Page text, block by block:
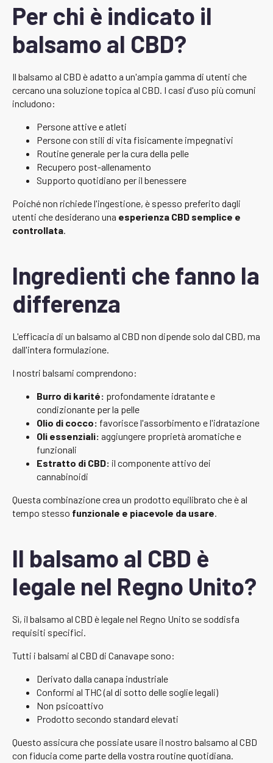
Per chi è indicato il
balsamo al CBD?
Il balsamo al CBD è adatto a un'ampia gamma di utenti che
cercano una soluzione topica al CBD. I casi d'uso più comuni
includono:
Persone attive e atleti
Persone con stili di vita fisicamente impegnativi
Routine generale per la cura della pelle
Recupero post-allenamento
Supporto quotidiano per il benessere
Poiché non richiede l'ingestione, è spesso preferito dagli
utenti che desiderano una esperienza CBD semplice e
controllata.
Ingredienti che fanno la
differenza
L'efficacia di un balsamo al CBD non dipende solo dal CBD, ma
dall'intera formulazione.
I nostri balsami comprendono:
Burro di karité: profondamente idratante e
condizionante per la pelle
Olio di cocco: favorisce l'assorbimento e l'idratazione
Oli essenziali: aggiungere proprietà aromatiche e
funzionali
Estratto di CBD: il componente attivo dei
cannabinoidi
Questa combinazione crea un prodotto equilibrato che è al
tempo stesso funzionale e piacevole da usare.
Il balsamo al CBD è
legale nel Regno Unito?
Sì, il balsamo al CBD è legale nel Regno Unito se soddisfa
requisiti specifici.
Tutti i balsami al CBD di Canavape sono:
Derivato dalla canapa industriale
Conformi al THC (al di sotto delle soglie legali)
Non psicoattivo
Prodotto secondo standard elevati
Questo assicura che possiate usare il nostro balsamo al CBD
con fiducia come parte della vostra routine quotidiana.